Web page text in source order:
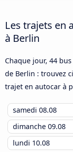
Les trajets en
à Berlin
Chaque jour, 44
de Berlin : trouvez
trajet en autocar à
samedi 08.08
dimanche 09.08
lundi 10.08